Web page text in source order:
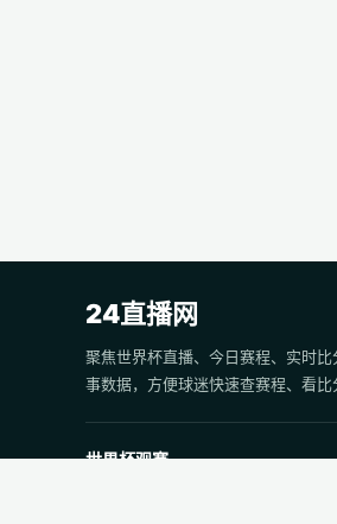
24直播网
聚焦世界杯直播、今日赛程、实时
事数据，方便球迷快速查赛程、看比
世界杯观赛